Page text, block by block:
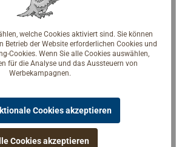
Artikel?
Ihre Fragen und geben die
kontaktieren
welche Cookies aktiviert sind. Sie können
Betrieb der Website erforderlichen Cookies und
Cookies. Wenn Sie alle Cookies auswählen,
für die Analyse und das Aussteuern von
Werbekampagnen.
Cookies akzeptieren
Cookies akzeptieren